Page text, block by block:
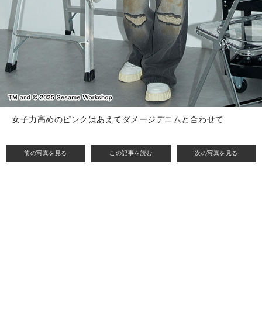
前の写真を見る この記事を読む 次の写真を見る
女子力高めのピンクはあえてダメージデニムと合わせて